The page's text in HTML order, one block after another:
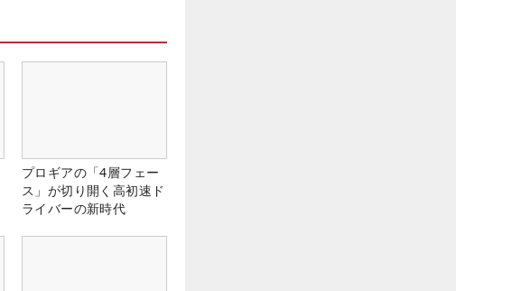
プロギアの「4層フェー
ス」が切り開く高初速ド
ライバーの新時代